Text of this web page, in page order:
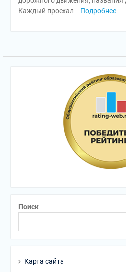
Каждый проехал
Подробнее
Поиск
Карта сайта